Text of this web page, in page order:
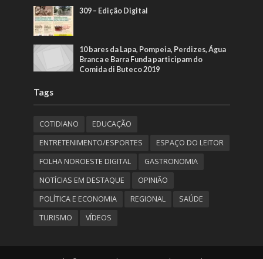
309 – Edição Digital
10 bares da Lapa, Pompeia, Perdizes, Água
Branca e Barra Funda participam do
Comida di Buteco 2019
Tags
COTIDIANO
EDUCAÇÃO
ENTRETENIMENTO/ESPORTES
ESPAÇO DO LEITOR
FOLHA NOROESTE DIGITAL
GASTRONOMIA
NOTÍCIAS EM DESTAQUE
OPINIÃO
POLÍTICA E ECONOMIA
REGIONAL
SAÚDE
TURISMO
VÍDEOS